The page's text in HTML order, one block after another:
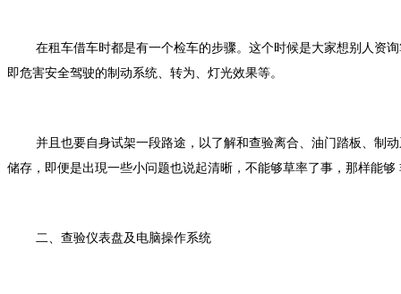
在租车借车时都是有一个检车的步骤。这个时候是大家想别人资
即危害安全驾驶的制动系统、转为、灯光效果等。
并且也要自身试架一段路途，以了解和查验离合、油门踏板、制
储存，即便是出現一些小问题也说起清晰，不能够草率了事，那样能
二、查验仪表盘及电脑操作系统